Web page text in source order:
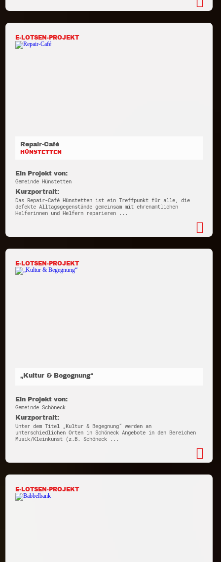
E-LOTSEN-PROJEKT
Repair-Café
HÜNSTETTEN
Ein Projekt von:
Gemeinde Hünstetten
Kurzportrait:
Das Repair-Café Hünstetten ist ein Treffpunkt für alle, die
defekte Alltagsgegenstände gemeinsam mit ehrenamtlichen
Helferinnen und Helfern reparieren ...
E-LOTSEN-PROJEKT
„Kultur & Begegnung“
Ein Projekt von:
Gemeinde Schöneck
Kurzportrait:
Unter dem Titel „Kultur & Begegnung“ werden an
unterschiedlichen Orten in Schöneck Angebote in den Bereichen
Musik/Kleinkunst (z.B. Schöneck ...
E-LOTSEN-PROJEKT